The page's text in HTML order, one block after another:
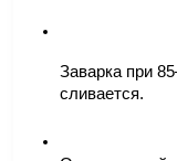
Заварка при
сливается.